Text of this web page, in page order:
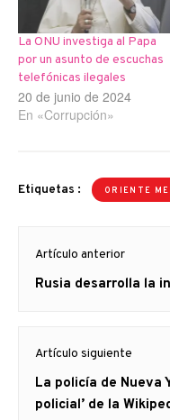
La ONU investiga al Papa
por un asunto de escuchas
telefónicas ilegales
20 de junio de 2024
En «Corrupción»
Etiquetas : ORIENTE
de
entradas
Artículo anterior
Artículo
Rusia desarrolla la
Artículo siguiente
Artículo
siguiente:
La policía de Nueva
policial’ de la